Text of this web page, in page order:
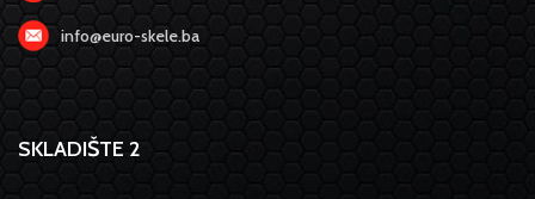
info@euro-skele.ba
SKLADIŠTE 2